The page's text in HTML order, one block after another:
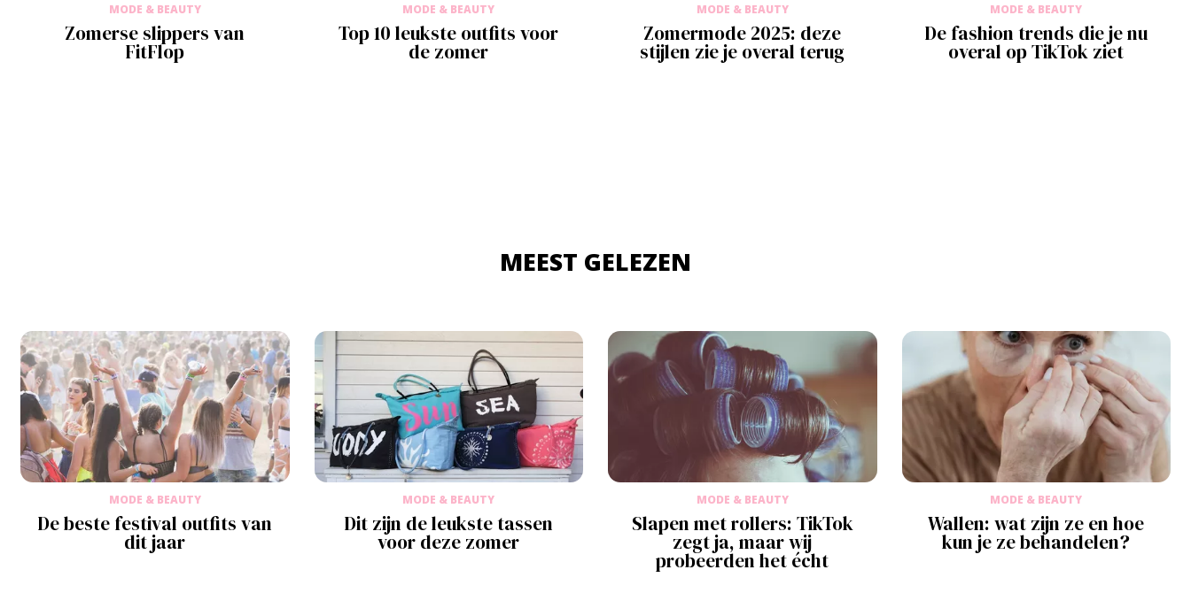
MODE & BEAUTY
Zomerse slippers van
FitFlop
MODE & BEAUTY
Top 10 leukste outfits voor
de zomer
MODE & BEAUTY
Zomermode 2025: deze
stijlen zie je overal terug
MODE & BEAUTY
De fashion trends die je nu
overal op TikTok ziet
MEEST GELEZEN
MODE & BEAUTY
De beste festival outfits van
dit jaar
MODE & BEAUTY
Dit zijn de leukste tassen
voor deze zomer
MODE & BEAUTY
Slapen met rollers: TikTok
zegt ja, maar wij
probeerden het écht
MODE & BEAUTY
Wallen: wat zijn ze en hoe
kun je ze behandelen?